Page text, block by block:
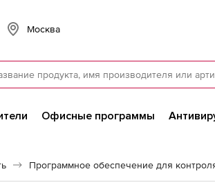
Москва
Офисные программы
Программное обеспечение для